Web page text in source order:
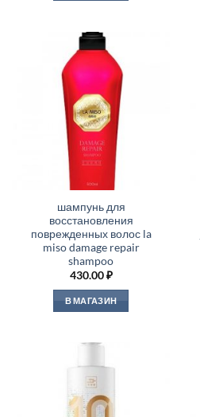
шампунь для
восстановления
поврежденных волос la
miso damage repair
shampoo
430.00₽
В МАГАЗИН